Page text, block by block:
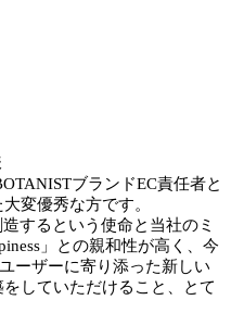
ブランドEC責任者と
変優秀な方です。
するという使命と当社のミ
」との親和性が高く、今
ーザーに寄り添った新しい
していただけること、とて